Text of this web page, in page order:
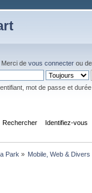
. Merci devous connecter ou
mot de passe et
Rechercher Identifiez-vous
Park » Mobile, Web & Divers